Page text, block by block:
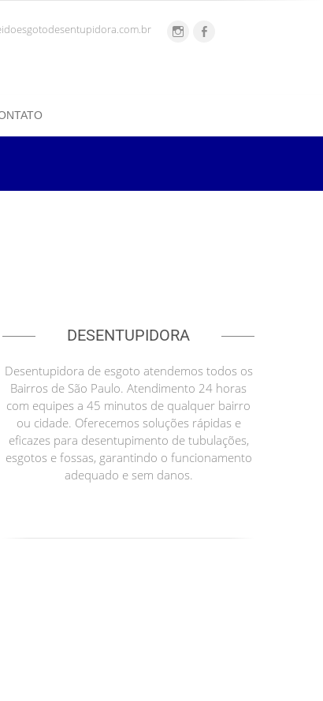
DESENTUPIDORA
Desentupidora de esgoto atendemos todos os
Bairros de São Paulo. Atendimento 24 horas
com equipes a 45 minutos de qualquer bairro
ou cidade. Oferecemos soluções rápidas e
eficazes para desentupimento de tubulações,
esgotos e fossas, garantindo o funcionamento
adequado e sem danos.